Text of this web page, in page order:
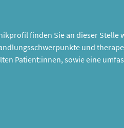
finden Sie an dieser
und
Patient:innen, sowie eine